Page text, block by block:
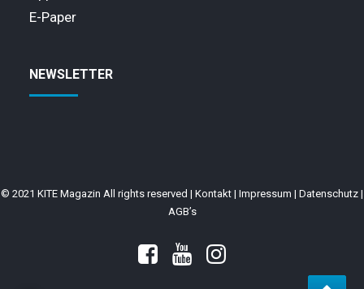
E-Paper
NEWSLETTER
© 2021 KITE Magazin All rights reserved | Kontakt | Impressum | Datenschutz |
AGB’s